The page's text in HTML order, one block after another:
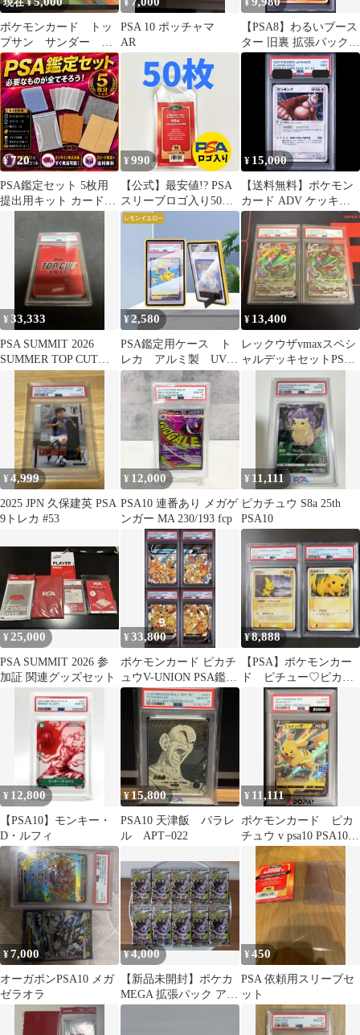
現在 ¥
ポケモンカード トッ
プサン サンダー フ
リーザー ファイヤ
ー 裏緑 psa 連番
¥
PSA 10 ポッチャマ
AR
¥
【PSA8】わるいブース
ター 旧裏 拡張パック
「ロケット団」
¥720
PSA鑑定セット 5枚用
提出用キット カードセ
材 トレカ カードセーバ
ー ポケカ ワンピースカ
ード 遊戯王 BGS対応
¥990
【公式】最安値!? PSA
スリーブロゴ入り50枚
入り
¥ 15,000
【送料無料】ポケモン
カード ADV ケッキン
グ キラ ホロ PSA9 PSA
鑑定 071/108
¥33,333
PSA SUMMIT 2026
SUMMER TOP CUTカ
ード 鑑定品
¥2,580
PSA鑑定用ケース ト
レカ アルミ製 UVカ
ット スタンド付き
レモンイエロー
¥ 13,400
レックウザvmaxスペシ
ャルデッキセットPSA9
2枚連番セット
¥4,999
2025 JPN 久保建英 PSA
9トレカ #53
¥ 12,000
PSA10 連番あり メガゲ
ンガー MA 230/193 fcp
¥ 11,111
ピカチュウ S8a 25th
PSA10
¥ 25,000
PSA SUMMIT 2026 参
加証 関連グッズセット
¥33,800
ポケモンカード ピカチ
ュウV-UNION PSA鑑定
品 4連番 psa10.9
¥8,888
【PSA】ポケモンカー
ド ピチュー♡ピカチ
ュウ ADV２枚セット
¥ 12,800
【PSA10】モンキー・
D・ルフィ
¥ 15,800
PSA10 天津飯 パラレ
ル APT−022
¥ 11,111
ポケモンカード ピカ
チュウ v psa10 PSA10
ピカチュウ V ポケカ
¥7,000
オーガポンPSA10 メガ
ゼラオラ
¥4,000
【新品未開封】ポケカ
MEGA 拡張パック アビ
スアイ 10パック【サー
¥450
PSA 依頼用スリーブセ
ット